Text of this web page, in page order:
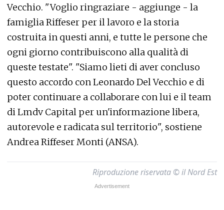
Vecchio. "Voglio ringraziare - aggiunge - la
famiglia Riffeser per il lavoro e la storia
costruita in questi anni, e tutte le persone che
ogni giorno contribuiscono alla qualità di
queste testate". "Siamo lieti di aver concluso
questo accordo con Leonardo Del Vecchio e di
poter continuare a collaborare con lui e il team
di Lmdv Capital per un'informazione libera,
autorevole e radicata sul territorio", sostiene
Andrea Riffeser Monti (ANSA).
Riproduzione riservata © il Nord Est